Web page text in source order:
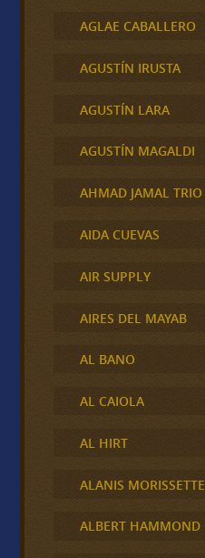
AGLAE CABALLERO
AGUSTÍN IRUSTA
AGUSTÍN LARA
AGUSTÍN MAGALDI
AHMAD JAMAL TRIO
AIDA CUEVAS
AIR SUPPLY
AIRES DEL MAYAB
AL BANO
AL CAIOLA
AL HIRT
ALANIS MORISSETTE
ALBERT HAMMOND